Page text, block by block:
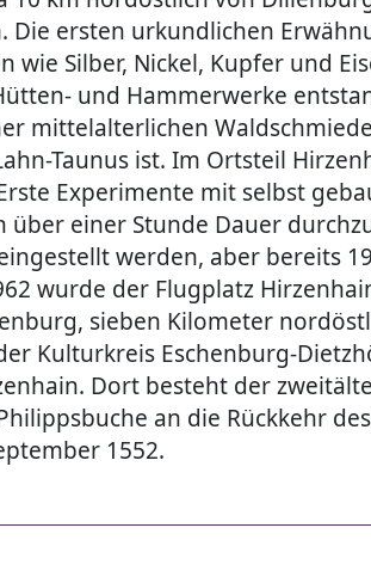
ersten urkundlichen
Silber, Nickel, Kupfer und
und Hammerwerke
mittelalterlichen
Taunus ist. Im Ortsteil
Experimente mit selbst
einer Stunde Dauer
werden, aber bereits
wurde der Flugplatz
sieben Kilometer
Kulturkreis Eschenburg-
Dort besteht der
an die Rückkehr
1552.